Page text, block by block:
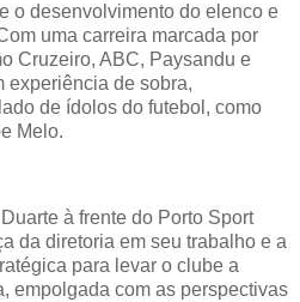
o desenvolvimento do elenco e
uma carreira marcada por
Cruzeiro, ABC, Paysandu e
experiência de sobra,
de ídolos do futebol, como
Melo.
à frente do Porto Sport
da diretoria em seu trabalho e a
para levar o clube a
empolgada com as perspectivas